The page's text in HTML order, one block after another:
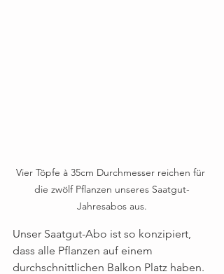
Vier Töpfe à 35cm Durchmesser reichen für
die zwölf Pflanzen unseres Saatgut-
Jahresabos aus.
Unser Saatgut-Abo ist so konzipiert,
dass alle Pflanzen auf einem
durchschnittlichen Balkon Platz haben.